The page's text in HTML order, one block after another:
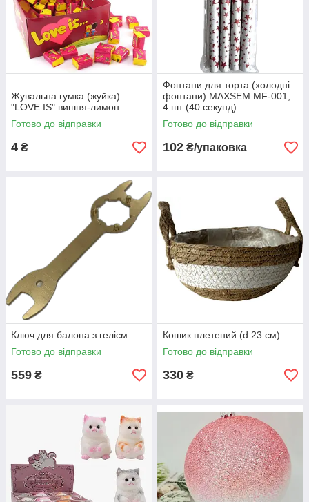
Жувальна гумка (жуйка)
"LOVE IS" вишня-лимон
Готово до відправки
4 ₴
Фонтани для торта (холодні
фонтани) MAXSEM MF-001,
4 шт (40 секунд)
Готово до відправки
102 ₴/упаковка
Ключ для балона з гелієм
Готово до відправки
559 ₴
Кошик плетений (d 23 см)
Готово до відправки
330 ₴